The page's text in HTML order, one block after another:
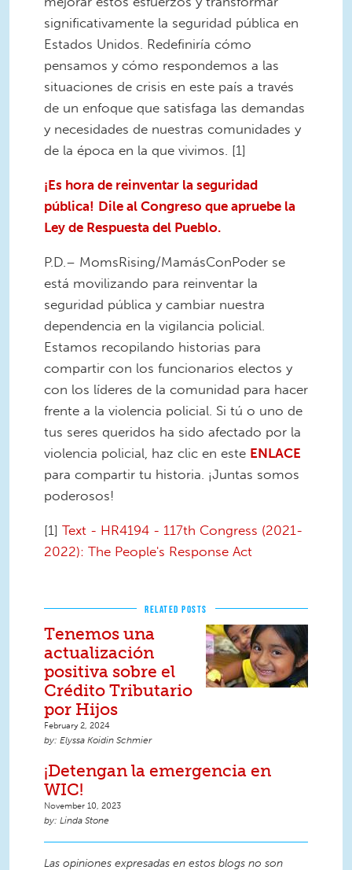
significativamente la seguridad pública en
Estados Unidos. Redefiniría cómo
pensamos y cómo respondemos a las
situaciones de crisis en este país a través
de un enfoque que satisfaga las demandas
y necesidades de nuestras comunidades y
de la época en la que vivimos. [1]
¡Es hora de reinventar la seguridad
pública! Dile al Congreso que apruebe la
Ley de Respuesta del Pueblo.
P.D.– MomsRising/MamásConPoder se
está movilizando para reinventar la
seguridad pública y cambiar nuestra
dependencia en la vigilancia policial.
Estamos recopilando historias para
compartir con los funcionarios electos y
con los líderes de la comunidad para hacer
frente a la violencia policial. Si tú o uno de
tus seres queridos ha sido afectado por la
violencia policial, haz clic en este ENLACE
para compartir tu historia. ¡Juntas somos
poderosos!
[1] Text - HR4194 - 117th Congress (2021-
2022): The People's Response Act
RELATED POSTS
Tenemos una
actualización
positiva sobre el
Crédito Tributario
por Hijos
February 2, 2024
Elyssa Koidin Schmier
¡Detengan la emergencia en
WIC!
November 10, 2023
Linda Stone
Las opiniones expresadas en estos blogs no son